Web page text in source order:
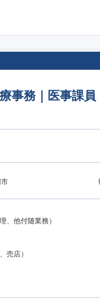
事務｜医事課
、他付随業務）
売店）